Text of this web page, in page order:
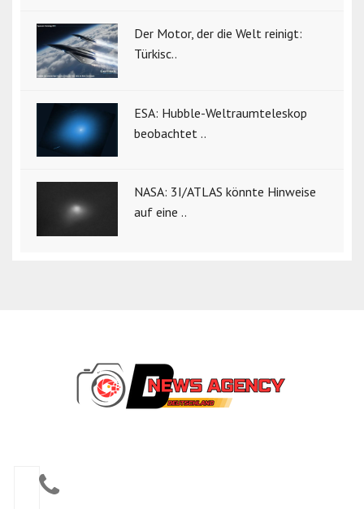
Der Motor, der die Welt reinigt:
Türkisc..
ESA: Hubble-Weltraumteleskop
beobachtet ..
NASA: 3I/ATLAS könnte Hinweise
auf eine ..